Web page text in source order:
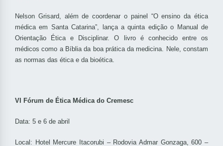
Nelson Grisard, além de coordenar o painel “O ensino da ética
médica em Santa Catarina”, lança a quinta edição o Manual de
Orientação Ética e Disciplinar. O livro é conhecido entre os
médicos como a Bíblia da boa prática da medicina. Nele, constam
as normas das ética e da bioética.
VI Fórum de Ética Médica do Cremesc
Data: 5 e 6 de abril
Local: Hotel Mercure Itacorubi – Rodovia Admar Gonzaga, 600 –